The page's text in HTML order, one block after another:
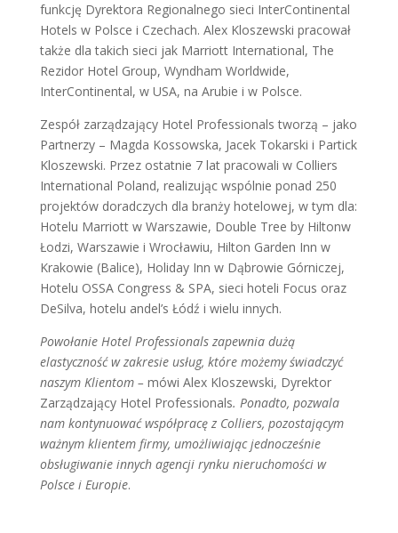
funkcję Dyrektora Regionalnego sieci InterContinental
Hotels w Polsce i Czechach. Alex Kloszewski pracował
także dla takich sieci jak Marriott International, The
Rezidor Hotel Group, Wyndham Worldwide,
InterContinental, w USA, na Arubie i w Polsce.
Zespół zarządzający Hotel Professionals tworzą – jako
Partnerzy – Magda Kossowska, Jacek Tokarski i Partick
Kloszewski. Przez ostatnie 7 lat pracowali w Colliers
International Poland, realizując wspólnie ponad 250
projektów doradczych dla branży hotelowej, w tym dla:
Hotelu Marriott w Warszawie, Double Tree by Hiltonw
Łodzi, Warszawie i Wrocławiu, Hilton Garden Inn w
Krakowie (Balice), Holiday Inn w Dąbrowie Górniczej,
Hotelu OSSA Congress & SPA, sieci hoteli Focus oraz
DeSilva, hotelu andel’s Łódź i wielu innych.
Powołanie Hotel Professionals zapewnia dużą
elastyczność w zakresie usług, które możemy świadczyć
naszym Klientom – mówi Alex Kloszewski, Dyrektor
Zarządzający Hotel Professionals. Ponadto, pozwala
nam kontynuować współpracę z Colliers, pozostającym
ważnym klientem firmy, umożliwiając jednocześnie
obsługiwanie innych agencji rynku nieruchomości w
Polsce i Europie.